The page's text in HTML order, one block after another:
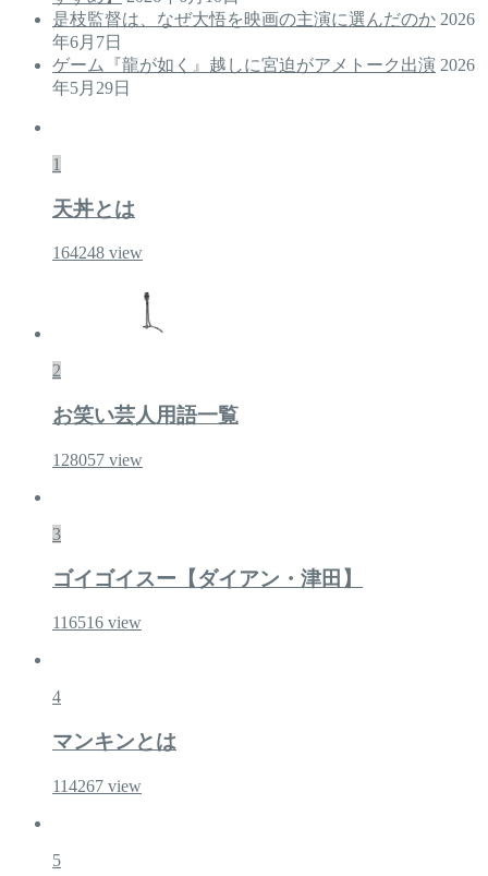
是枝監督は、なぜ大悟を映画の主演に選んだのか 2026
年6月7日
ゲーム『龍が如く』越しに宮迫がアメトーク出演 2026
年5月29日
1
天丼とは
164248 view
2
お笑い芸人用語一覧
128057 view
3
ゴイゴイスー【ダイアン・津田】
116516 view
4
マンキンとは
114267 view
5